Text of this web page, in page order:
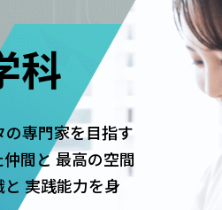
科
専門家を目指す
間と 最高の空間
実践能力を身